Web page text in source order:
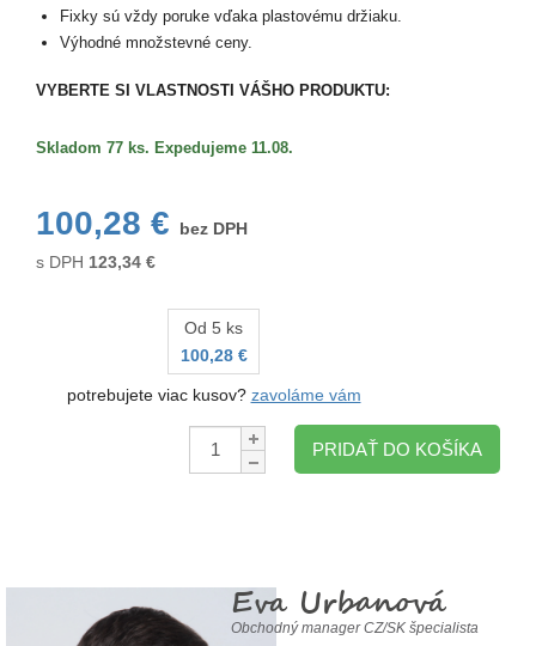
Fixky sú vždy poruke vďaka plastovému držiaku.
Výhodné množstevné ceny.
VYBERTE SI VLASTNOSTI VÁŠHO PRODUKTU:
Skladom 77 ks. Expedujeme 11.08.
100,28 €
bez DPH
s DPH 123,34 €
Od 5 ks
100,28 €
potrebujete viac kusov? zavoláme vám
Množstvo:
PRIDAŤ DO KOŠÍKA
Eva Urbanová
Obchodný manager CZ/SK špecialista